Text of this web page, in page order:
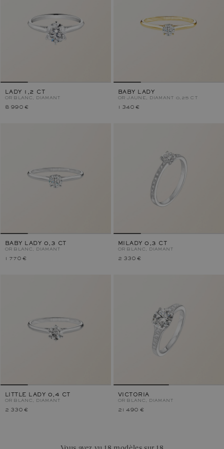
LADY 1,2 CT
OR BLANC, DIAMANT
8 990 €
BABY LADY
OR JAUNE, DIAMANT 0,25 CT
1 340 €
BABY LADY 0,3 CT
OR BLANC, DIAMANT
1 770 €
MILADY 0,3 CT
OR BLANC, DIAMANT
2 330 €
LITTLE LADY 0,4 CT
OR BLANC, DIAMANT
2 330 €
VICTORIA
OR BLANC, DIAMANT
21 490 €